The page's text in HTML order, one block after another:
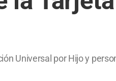
Universal por Hijo y